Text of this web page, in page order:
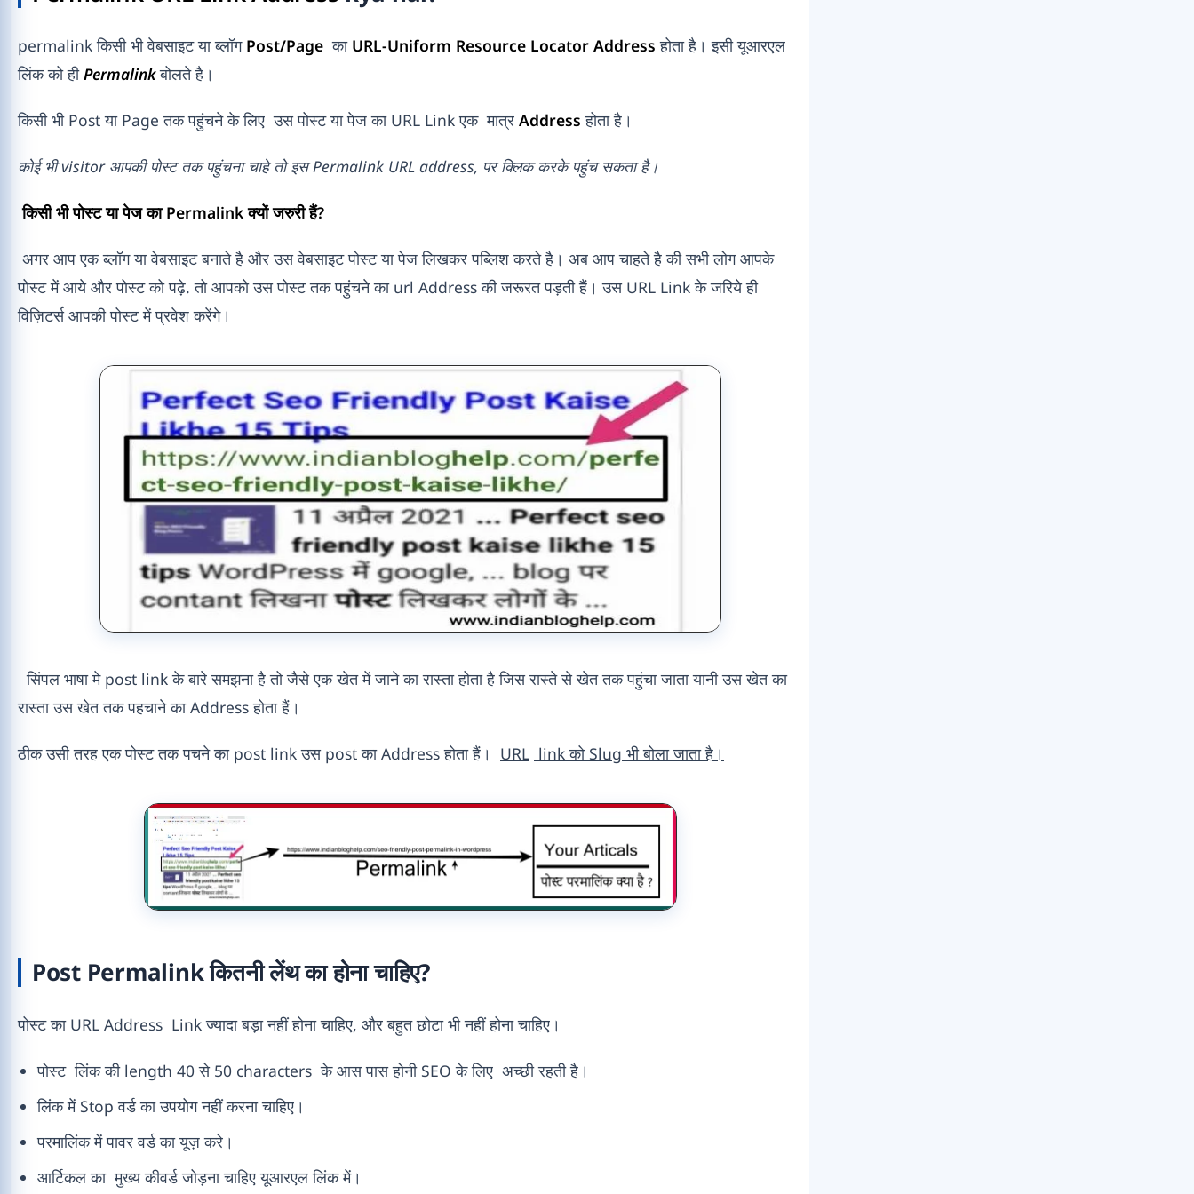
permalink किसी भी वेबसाइट या ब्लॉग Post/Page का URL-Uniform Resource Locator Address होता है। इसी यूआरएल
लिंक को हीPermalinkबोलते है।
किसी भी Post या Page तक पहुंचने के लिए उस पोस्ट या पेज का URL Link एक मात्र Address होता है।
कोई भी visitor आपकी पोस्ट तक पहुंचना चाहे तो इस Permalink URL address, पर क्लिक करके पहुंच सकता है।
किसी भी पोस्ट या पेज का Permalink क्यों जरुरी हैं?
अगर आप एक ब्लॉग या वेबसाइट बनाते है और उस वेबसाइट पोस्ट या पेज लिखकर पब्लिश करते है। अब आप चाहते है की सभी लोग आपके
पोस्ट में आये और पोस्ट को पढ़े. तो आपको उस पोस्ट तक पहुंचने का url Address की जरूरत पड़ती हैं। उस URL Link के जरिये ही
विज़िटर्स आपकी पोस्ट में प्रवेश करेंगे।
सिंपल भाषा मे post link के बारे समझना है तो जैसे एक खेत में जाने का रास्ता होता है जिस रास्ते से खेत तक पहुंचा जाता यानी उस खेत का
रास्ता उस खेत तक पहचाने का Address होता हैं।
ठीक उसी तरह एक पोस्ट तक पचने का post link उस post का Address होता हैं। URL link को Slug भी बोला जाता है।
Post Permalink कितनी लेंथ का होना चाहिए?
पोस्ट का URL Address Link ज्यादा बड़ा नहीं होना चाहिए, और बहुत छोटा भी नहीं होना चाहिए।
पोस्ट लिंक की length 40 से 50 characters के आस पास होनी SEO के लिए अच्छी रहती है।
लिंक में Stop वर्ड का उपयोग नहीं करना चाहिए।
परमालिंक में पावर वर्ड का यूज़ करे।
आर्टिकल का मुख्य कीवर्ड जोड़ना चाहिए यूआरएल लिंक में।